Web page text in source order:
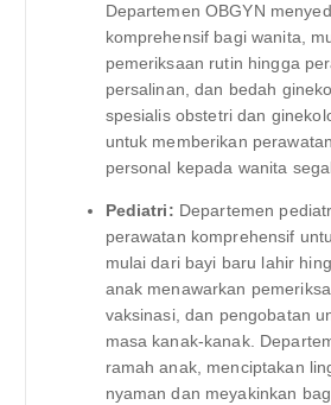
Departemen OBGYN
komprehensif bagi wanita,
pemeriksaan rutin hingga
persalinan, dan bedah
spesialis obstetri dan
untuk memberikan
personal kepada wanita
Pediatri: Departemen
perawatan komprehensif
mulai dari bayi baru lahir
anak menawarkan
vaksinasi, dan pengobatan
masa kanak-kanak.
ramah anak, menciptakan
nyaman dan meyakinkan